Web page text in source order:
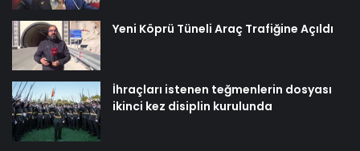
Yeni Köprü Tüneli Araç Trafiğine Açıldı
İhraçları istenen teğmenlerin dosyası
ikinci kez disiplin kurulunda